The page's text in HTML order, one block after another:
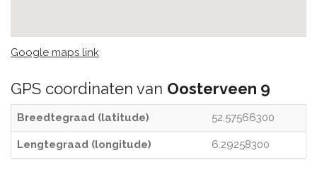
Google maps link
GPS coordinaten van Oosterveen 9
Breedtegraad (latitude) 52.57566300
Lengtegraad (longitude) 6.29258300